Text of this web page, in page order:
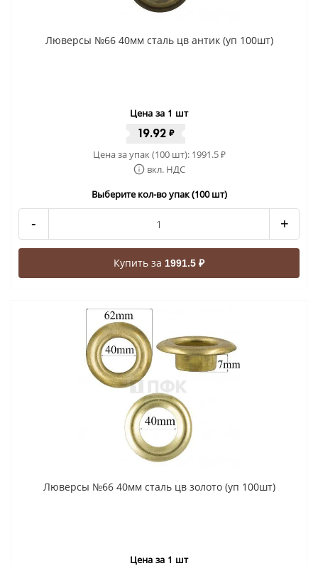
Люверсы №66 40мм сталь цв антик (уп 100шт)
Цена за 1 шт
19.92 ₽
Цена за упак (100 шт): 1991.5₽
вкл. НДС
Выберите кол-во упак (100 шт)
- +
Купить за 1991.5 ₽
Люверсы №66 40мм сталь цв золото (уп 100шт)
Цена за 1 шт